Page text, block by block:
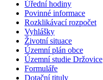
Úřední hodiny
Povinné informace
Rozklikávací rozpočet
Vyhlášky
Životní situace
Územní plán obce
Územní studie Držovice
Formuláře
Dotační tituly